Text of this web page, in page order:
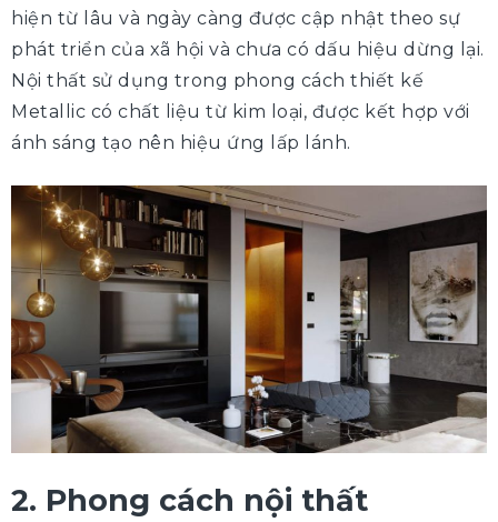
hiện từ lâu và ngày càng được cập nhật theo sự
phát triển của xã hội và chưa có dấu hiệu dừng lại.
Nội thất sử dụng trong phong cách thiết kế
Metallic có chất liệu từ kim loại, được kết hợp với
ánh sáng tạo nên hiệu ứng lấp lánh.
2. Phong cách nội thất